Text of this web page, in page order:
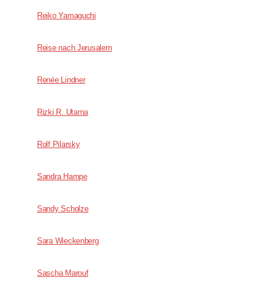
Reiko Yamaguchi
Reise nach Jerusalem
Renée ­Lindner
Rizki R. Utama
Rolf Pilarsky
Sandra Hampe
Sandy Scholze
Sara Wieckenberg
Sascha Marouf